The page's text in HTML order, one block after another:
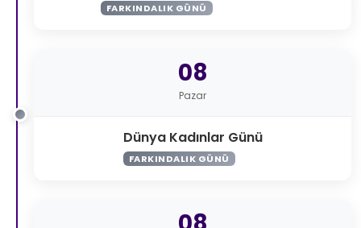
FARKINDALIK GÜNÜ
08
Pazar
Dünya Kadınlar Günü
FARKINDALIK GÜNÜ